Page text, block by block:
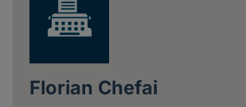
Florian Chefai